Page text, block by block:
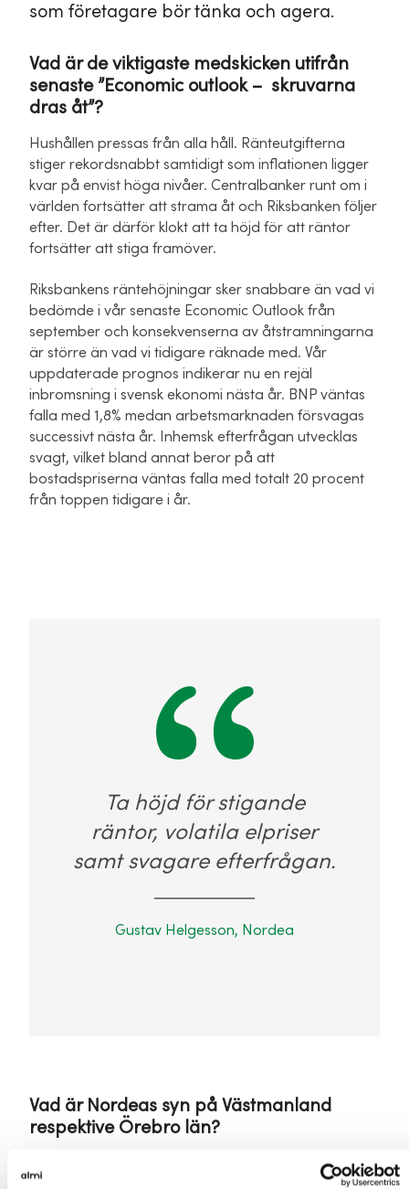
som företagare bör tänka och agera.
Vad är de viktigaste medskicken utifrån
senaste ”Economic outlook – skruvarna
dras åt”?
Hushållen pressas från alla håll. Ränteutgifterna
stiger rekordsnabbt samtidigt som inflationen ligger
kvar på envist höga nivåer. Centralbanker runt om i
världen fortsätter att strama åt och Riksbanken följer
efter. Det är därför klokt att ta höjd för att räntor
fortsätter att stiga framöver.
Riksbankens räntehöjningar sker snabbare än vad vi
bedömde i vår senaste Economic Outlook från
september och konsekvenserna av åtstramningarna
är större än vad vi tidigare räknade med. Vår
uppdaterade prognos indikerar nu en rejäl
inbromsning i svensk ekonomi nästa år. BNP väntas
falla med 1,8% medan arbetsmarknaden försvagas
successivt nästa år. Inhemsk efterfrågan utvecklas
svagt, vilket bland annat beror på att
bostadspriserna väntas falla med totalt 20 procent
från toppen tidigare i år.
Ta höjd för stigande
räntor, volatila elpriser
samt svagare efterfrågan.
Gustav Helgesson, Nordea
Vad är Nordeas syn på Västmanland
respektive Örebro län?
Västmanland och Örebro län har ökat med 6,4%